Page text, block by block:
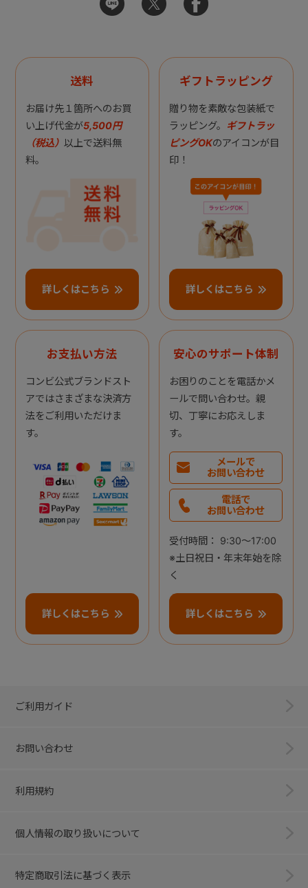
送料
お届け先１箇所へのお買
い上げ代金が5,500円
（税込） 以上で送料無
料。
詳しくはこちら
ギフトラッピング
贈り物を素敵な包装紙で
ラッピング。 ギフトラッ
ピングOKのアイコンが目
印！
詳しくはこちら
お支払い方法
コンビ公式ブランドスト
アではさまざまな決済方
法をご利用いただけま
す。
詳しくはこちら
安心のサポート体制
お困りのことを電話かメ
ールで問い合わせ。親
切、丁寧にお応えしま
す。
メールで
お問い合わせ
電話で
お問い合わせ
受付時間： 9:30～17:00
※土日祝日・年末年始を除
く
詳しくはこちら
ご利用ガイド
お問い合わせ
利用規約
個人情報の取り扱いについて
特定商取引法に基づく表示